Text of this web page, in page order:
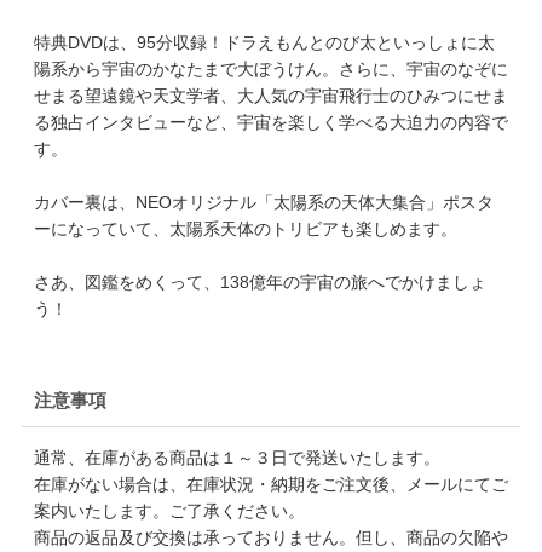
特典DVDは、95分収録！ドラえもんとのび太といっしょに太
陽系から宇宙のかなたまで大ぼうけん。さらに、宇宙のなぞに
せまる望遠鏡や天文学者、大人気の宇宙飛行士のひみつにせま
る独占インタビューなど、宇宙を楽しく学べる大迫力の内容で
す。
カバー裏は、NEOオリジナル「太陽系の天体大集合」ポスタ
ーになっていて、太陽系天体のトリビアも楽しめます。
さあ、図鑑をめくって、138億年の宇宙の旅へでかけましょ
う！
注意事項
通常、在庫がある商品は１～３日で発送いたします。
在庫がない場合は、在庫状況・納期をご注文後、メールにてご
案内いたします。ご了承ください。
商品の返品及び交換は承っておりません。但し、商品の欠陥や